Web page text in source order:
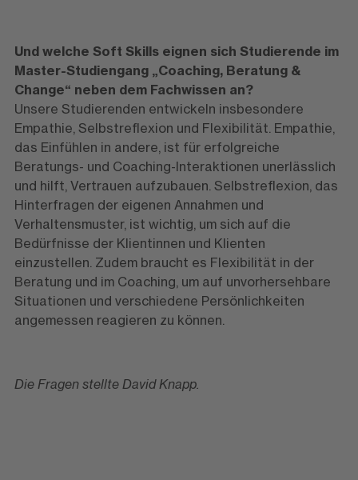
Und welche Soft Skills eignen sich Studierende im
Master-Studiengang „Coaching, Beratung &
Change“ neben dem Fachwissen an?
Unsere Studierenden entwickeln insbesondere
Empathie, Selbstreflexion und Flexibilität. Empathie,
das Einfühlen in andere, ist für erfolgreiche
Beratungs- und Coaching-Interaktionen unerlässlich
und hilft, Vertrauen aufzubauen. Selbstreflexion, das
Hinterfragen der eigenen Annahmen und
Verhaltensmuster, ist wichtig, um sich auf die
Bedürfnisse der Klientinnen und Klienten
einzustellen. Zudem braucht es Flexibilität in der
Beratung und im Coaching, um auf unvorhersehbare
Situationen und verschiedene Persönlichkeiten
angemessen reagieren zu können.
Die Fragen stellte David Knapp.